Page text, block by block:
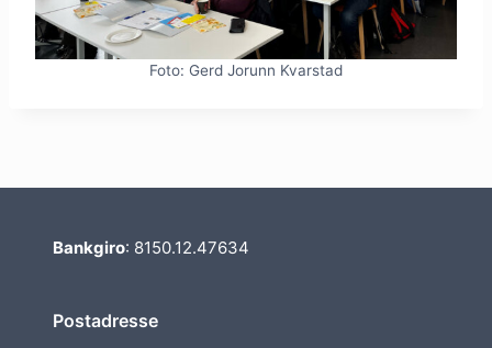
Foto: Gerd Jorunn Kvarstad
Bankgiro: 8150.12.47634
Postadresse